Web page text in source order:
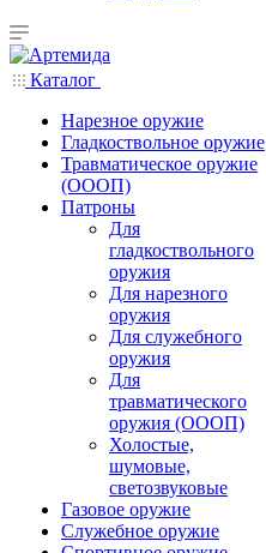
Каталог
Нарезное оружие
Гладкоствольное оружие
Травматическое оружие
(ОООП)
Патроны
Для
гладкоствольного
оружия
Для нарезного
оружия
Для служебного
оружия
Для
травматического
оружия (ОООП)
Холостые,
шумовые,
светозвуковые
Газовое оружие
Служебное оружие